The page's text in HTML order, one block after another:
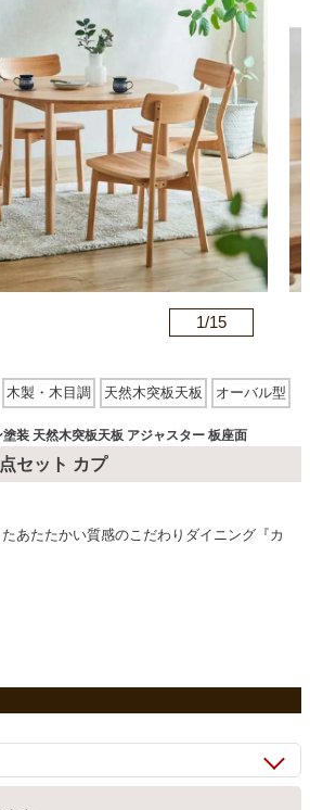
冷感寝具 ワークデスク ウィルトンラ
ブル・セット
1/15
木製・木目調 天然木突板天板 オーバル型
木脚
装 天然木突板天板 アジャスター 板座面
セット カプ
あたたかい質感のこだわりダイニング『カ